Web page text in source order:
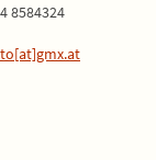
8584324